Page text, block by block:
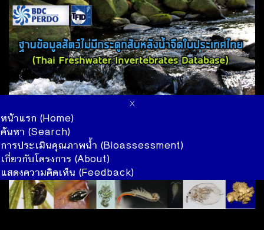
x
หน้าแรก (Home)
ค้นหา (Search)
การประเมินคุณภาพน้ำ (Bioassessment)
เกี่ยวกับโครงการ (About)
แสดงความคิดเห็น (Feedback)